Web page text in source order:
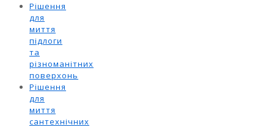
Рішення
для
миття
підлоги
та
різноманітних
поверхонь
Рішення
для
миття
сантехнічних